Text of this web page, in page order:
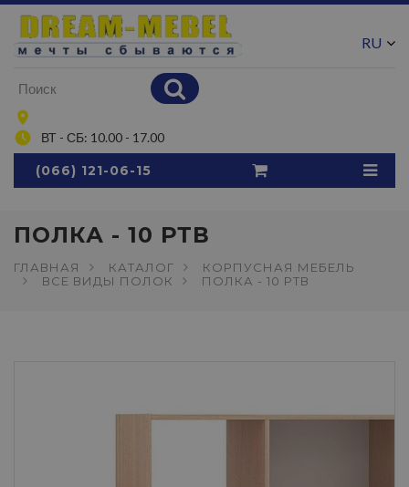
ВТ - СБ: 10.00 - 17.00
RU
(066) 121-06-15
ПОЛКА - 10 РТВ
ГЛАВНАЯ КАТАЛОГ
КОРПУСНАЯ МЕБЕЛЬ
ВСЕ ВИДЫ ПОЛОК
ПОЛКА - 10 РТВ